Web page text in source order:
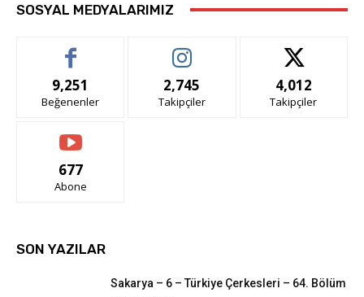
SOSYAL MEDYALARIMIZ
9,251
Beğenenler
2,745
Takipçiler
4,012
Takipçiler
677
Abone
SON YAZILAR
Sakarya – 6 – Türkiye Çerkesleri – 64. Bölüm